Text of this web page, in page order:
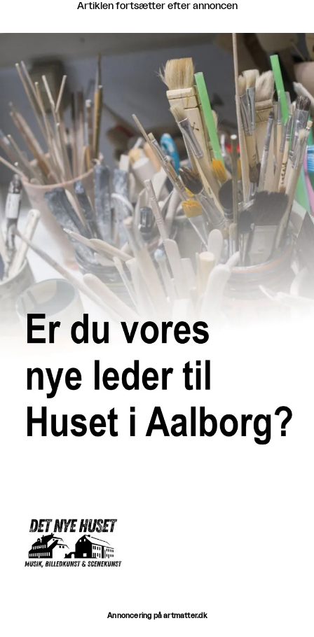
Artiklen fortsætter efter annoncen
Annoncering på artmatter.dk